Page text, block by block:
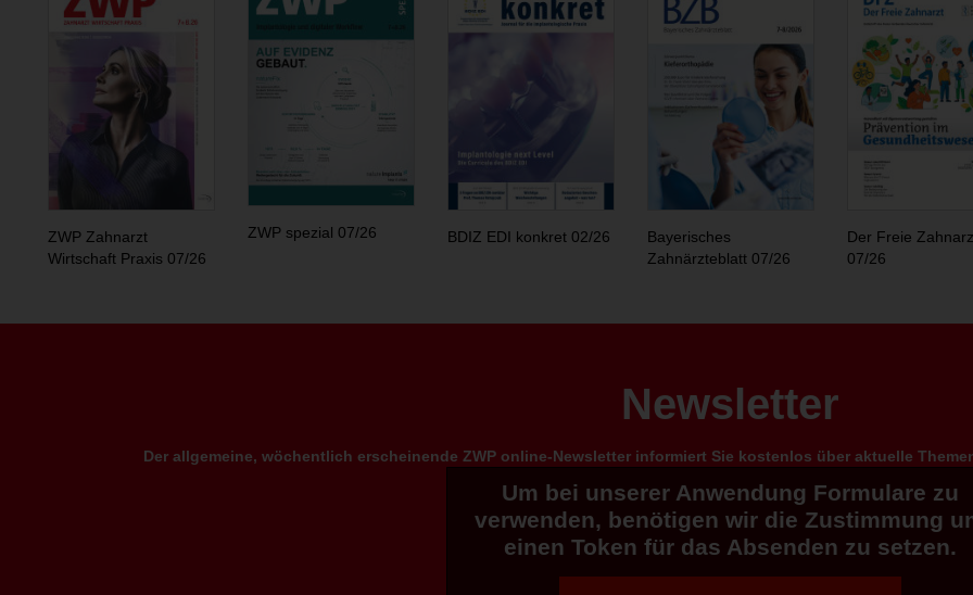
ZWP Zahnarzt
Wirtschaft Praxis 07/26
ZWP spezial 07/26 BDIZ EDI konkret 02/26
Bayerisches
Zahnärzteblatt 07/26
Der Freie
07/26
Newsletter
Der allgemeine, wöchentlich erscheinende ZWP online-Newsletter informiert Sie kostenlos über aktuelle
Um bei unserer Anwendung Formulare zu
verwenden, benötigen wir die Zustimmung
einen Token für das Absenden zu setzen.